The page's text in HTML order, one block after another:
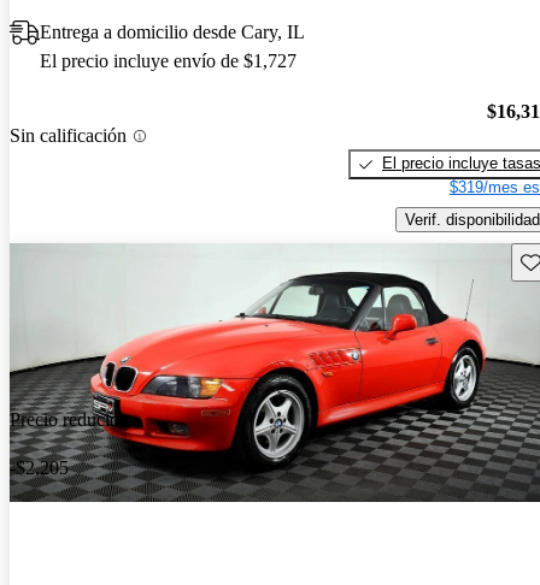
Entrega a domicilio desde Cary, IL
El precio incluye envío de $1,727
Sin calificación
El precio incluye tasas
$319/mes
Verif. disponibilidad
Precio reducido
-$2,205